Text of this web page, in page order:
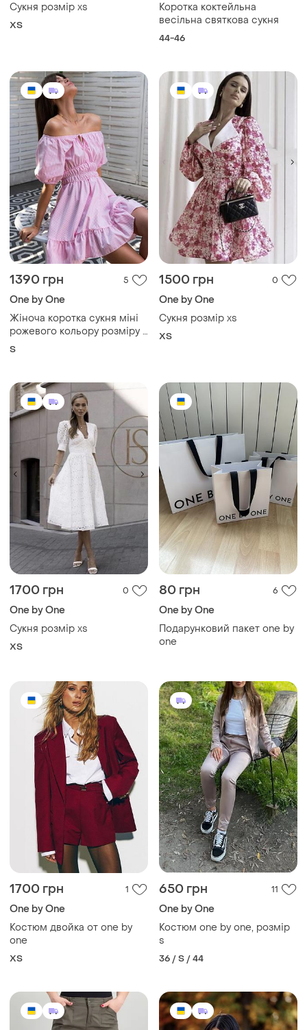
Сукня розмір xs
ХS
Коротка коктейльна
весільна святкова сукня
44-46
1390 грн 5
One by One
Жіноча коротка сукня міні
рожевого кольору розміру s
від бренду one by one
S
1500 грн 0
One by One
Сукня розмір xs
ХS
1700 грн 0
One by One
Сукня розмір xs
ХS
80 грн 6
One by One
Подарунковий пакет one by
one
1700 грн 1
One by One
Костюм двойка от one by
one
ХS
650 грн 11
One by One
Костюм one by one, розмір
s
36 / S / 44